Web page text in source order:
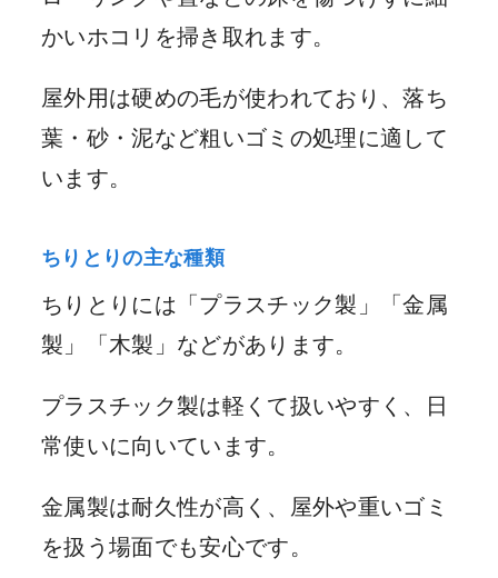
かいホコリを掃き取れます。
屋外用は硬めの毛が使われており、落ち
葉・砂・泥など粗いゴミの処理に適して
います。
ちりとりの主な種類
ちりとりには「プラスチック製」「金属
製」「木製」などがあります。
プラスチック製は軽くて扱いやすく、日
常使いに向いています。
金属製は耐久性が高く、屋外や重いゴミ
を扱う場面でも安心です。